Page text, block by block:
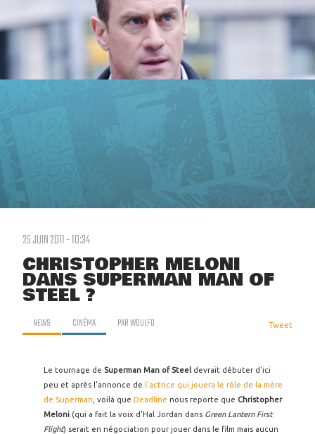
25 JUIN 2011 - 10:34
CHRISTOPHER MELONI
DANS SUPERMAN MAN OF
STEEL ?
NEWS CINÉMA PARWOULFO Tweet
Le tournage de Superman Man of Steel devrait débuter d'ici
peu et après l'annonce de l'actrice qui jouera le rôle de la mère
de Superman , voilà que Deadline nous reporte que Christopher
Meloni (qui a fait la voix d'Hal Jordan dans Green Lantern First
Flight) serait en négociation pour jouer dans le film mais aucun